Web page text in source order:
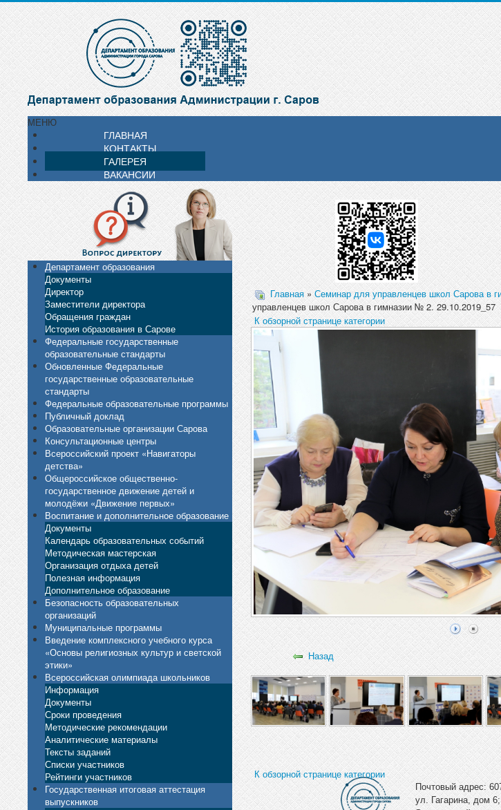
МЕНЮ
ГЛАВНАЯ
КОНТАКТЫ
ГАЛЕРЕЯ
ВАКАНСИИ
Департамент образования
Документы
Директор
Заместители директора
Обращения граждан
История образования в Сарове
Федеральные государственные
образовательные стандарты
Обновленные Федеральные
государственные образовательные
стандарты
Федеральные образовательные программы
Публичный доклад
Образовательные организации Сарова
Консультационные центры
Всероссийский проект «Навигаторы
детства»
Общероссийское общественно-
государственное движение детей и
молодёжи «Движение первых»
Воспитание и дополнительное образование
Документы
Календарь образовательных событий
Методическая мастерская
Организация отдыха детей
Полезная информация
Дополнительное образование
Безопасность образовательных
организаций
Муниципальные программы
Введение комплексного учебного курса
«Основы религиозных культур и светской
этики»
Всероссийская олимпиада школьников
Информация
Документы
Сроки проведения
Методические рекомендации
Аналитические материалы
Тексты заданий
Списки участников
Рейтинги участников
Государственная итоговая аттестация
выпускников
Главная»Семинар для управленцев школ Сарова в
управленцев школ Сарова в гимназии № 2. 29.10.2019_57
К обзорной странице категории
Назад
К обзорной странице категории
Почтовый адрес:
ул. Гагарина, дом 6;